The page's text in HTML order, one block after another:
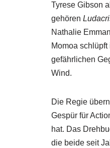
Tyrese Gibson
gehören
Nathalie
Momoa
gefährlichen
Wind.
Die Regie
Gespür für
hat. Das
die beide seit